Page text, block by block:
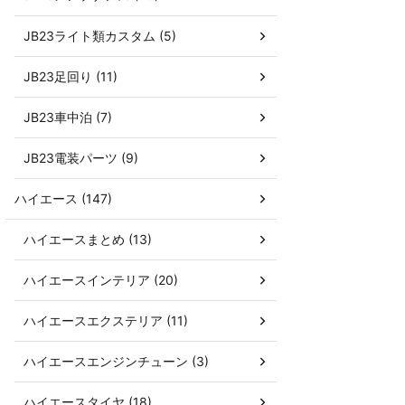
JB23ライト類カスタム (5)
JB23足回り (11)
JB23車中泊 (7)
JB23電装パーツ (9)
ハイエース (147)
ハイエースまとめ (13)
ハイエースインテリア (20)
ハイエースエクステリア (11)
ハイエースエンジンチューン (3)
ハイエースタイヤ (18)